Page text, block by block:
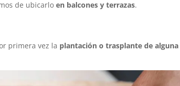
de ubicarloen balcones y terrazas.
primera vez la plantación o trasplante de alguna